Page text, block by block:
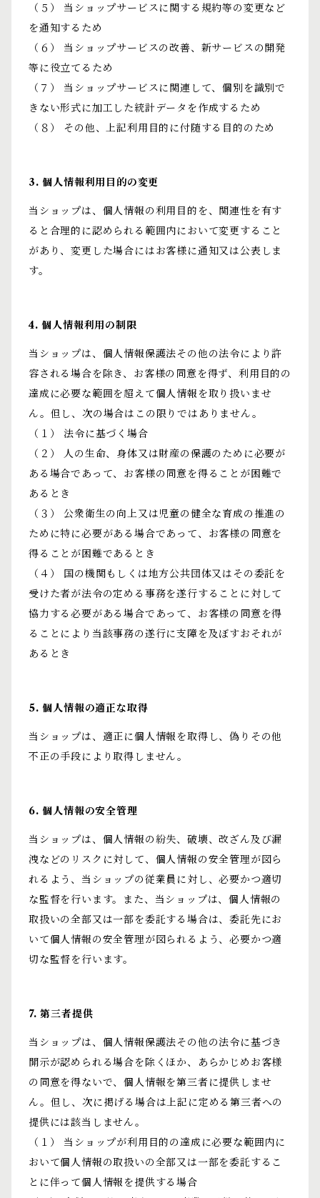
（５） 当ショップサービスに関する規約等の変更など
を通知するため
（６） 当ショップサービスの改善、新サービスの開発
等に役立てるため
（７） 当ショップサービスに関連して、個別を識別で
きない形式に加工した統計データを作成するため
（８） その他、上記利用目的に付随する目的のため
3. 個人情報利用目的の変更
当ショップは、個人情報の利用目的を、関連性を有す
ると合理的に認められる範囲内において変更すること
があり、変更した場合にはお客様に通知又は公表しま
す。
4. 個人情報利用の制限
当ショップは、個人情報保護法その他の法令により許
容される場合を除き、お客様の同意を得ず、利用目的の
達成に必要な範囲を超えて個人情報を取り扱いませ
ん。但し、次の場合はこの限りではありません。
（１） 法令に基づく場合
（２） 人の生命、身体又は財産の保護のために必要が
ある場合であって、お客様の同意を得ることが困難で
あるとき
（３） 公衆衛生の向上又は児童の健全な育成の推進の
ために特に必要がある場合であって、お客様の同意を
得ることが困難であるとき
（４） 国の機関もしくは地方公共団体又はその委託を
受けた者が法令の定める事務を遂行することに対して
協力する必要がある場合であって、お客様の同意を得
ることにより当該事務の遂行に支障を及ぼすおそれが
あるとき
5. 個人情報の適正な取得
当ショップは、適正に個人情報を取得し、偽りその他
不正の手段により取得しません。
6. 個人情報の安全管理
当ショップは、個人情報の紛失、破壊、改ざん及び漏
洩などのリスクに対して、個人情報の安全管理が図ら
れるよう、当ショップの従業員に対し、必要かつ適切
な監督を行います。また、当ショップは、個人情報の
取扱いの全部又は一部を委託する場合は、委託先にお
いて個人情報の安全管理が図られるよう、必要かつ適
切な監督を行います。
7. 第三者提供
当ショップは、個人情報保護法その他の法令に基づき
開示が認められる場合を除くほか、あらかじめお客様
の同意を得ないで、個人情報を第三者に提供しませ
ん。但し、次に掲げる場合は上記に定める第三者への
提供には該当しません。
（１） 当ショップが利用目的の達成に必要な範囲内に
おいて個人情報の取扱いの全部又は一部を委託するこ
とに伴って個人情報を提供する場合